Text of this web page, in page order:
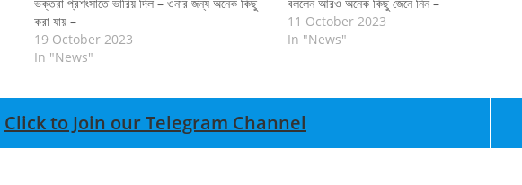
করা যায় –
19 October 2023
In "News"
11 October 2023
In "News"
Click to Join our Telegram Channel